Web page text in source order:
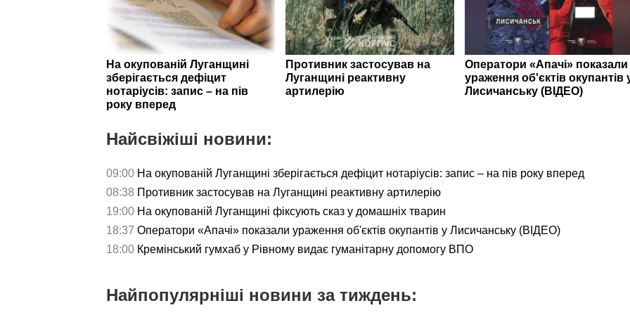
На окупованій Луганщині
зберігається дефіцит
нотаріусів: запис – на пів
року вперед
Противник застосував на
Луганщині реактивну
артилерію
Оператори «Апачі» показали
ураження об'єктів окупантів
Лисичанську (ВІДЕО)
Найсвіжіші новини:
09:00 На окупованій Луганщині зберігається дефіцит нотаріусів: запис – на пів року вперед
08:38 Противник застосував на Луганщині реактивну артилерію
19:00 На окупованій Луганщині фіксують сказ у домашніх тварин
18:37 Оператори «Апачі» показали ураження об'єктів окупантів у Лисичанську (ВІДЕО)
18:00 Кремінський гумхаб у Рівному видає гуманітарну допомогу ВПО
Найпопулярніші новини за тиждень: